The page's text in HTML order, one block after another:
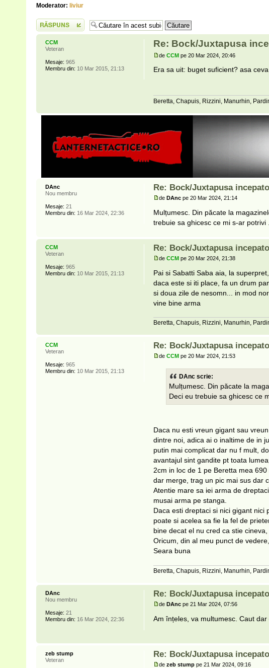
Moderator: liviur
Scrie un răspuns
Re: Bock/Juxtapusa
de CCMpe 20 Mar 2024, 20:46
Era sa uit: buget suficient? asa
Beretta, Chapuis, Rizzini, Manurhin,
CCM
Veteran
Mesaje: 965
Membru din: 10 Mar 2015, 21:13
Re: Bock/Juxtapusa
de DAncpe 20 Mar 2024, 21:14
Mulțumesc. Din păcate la
trebuie sa ghicesc ce mi s-ar potrivi
DAnc
Nou membru
Mesaje: 21
Membru din: 16 Mar 2024, 22:36
Re: Bock/Juxtapusa
de CCMpe 20 Mar 2024, 21:38
Pai si Sabatti Saba aia, la
daca este si iti place, fa un drum
si doua zile de nesomn... in mod
vine bine arma
Beretta, Chapuis, Rizzini, Manurhin,
CCM
Veteran
Mesaje: 965
Membru din: 10 Mar 2015, 21:13
Re: Bock/Juxtapusa
de CCMpe 20 Mar 2024, 21:53
DAnc scrie:
Mulțumesc. Din păcate la
Deci eu trebuie sa ghicesc ce
Daca nu esti vreun gigant sau
dintre noi, adica ai o inaltime de in
putin mai complicat dar nu f mult,
avantajul sint gandite pt toata
2cm in loc de 1 pe Beretta mea
dar merge, trag un pic mai sus dar
Atentie mare sa iei arma de
musai arma pe stanga.
Daca esti dreptaci si nici gigant nici
poate si acelea sa fie la fel de
bine decat el nu cred ca stie
Oricum, din al meu punct de
Seara buna
Beretta, Chapuis, Rizzini, Manurhin,
CCM
Veteran
Mesaje: 965
Membru din: 10 Mar 2015, 21:13
Re: Bock/Juxtapusa
de DAncpe 21 Mar 2024, 07:56
Am înțeles, va multumesc. Caut
DAnc
Nou membru
Mesaje: 21
Membru din: 16 Mar 2024, 22:36
Re: Bock/Juxtapusa
de zeb stumppe 21 Mar 2024, 09:16
zeb stump
Veteran